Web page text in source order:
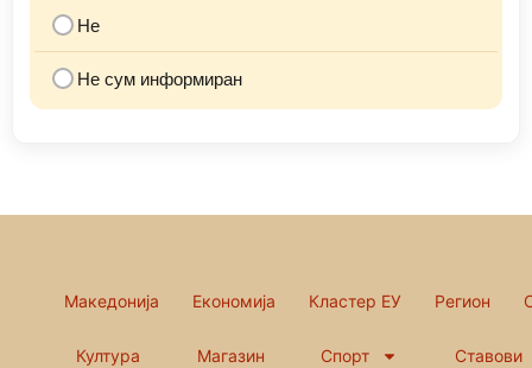
Не
Не сум информиран
Македонија Економија Кластер ЕУ Регион
Култура Магазин Спорт Ставови